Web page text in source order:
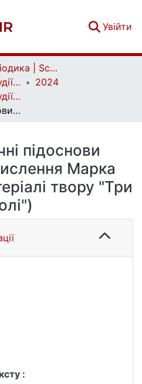
Увійти
Наукова періодика | Scientific periodicals
Літературознавчі студії | Literary Studies
2024
Літературознавчі студії. Том 1. № 66
Психологічні підоснови образного мислення Марка Вовчка (на матеріалі твору "Три долі")
підоснови
Марка
твору "Три
: